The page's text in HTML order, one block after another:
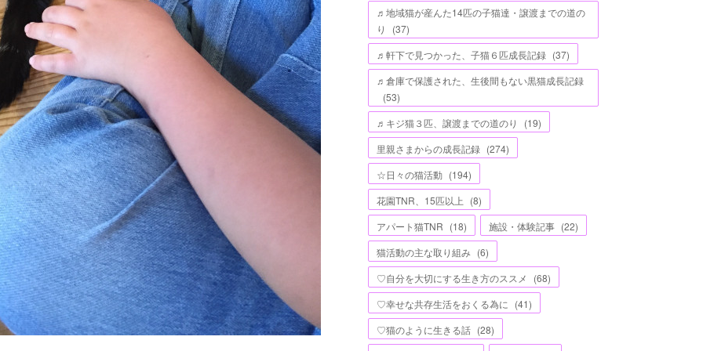
♬地域猫が産んた14匹の子猫達・譲渡までの道の
り
(37)
♬軒下で見つかった、子猫６匹成長記録 (37)
♬倉庫で保護された、生後間もない黒猫成長記録
(53)
♬キジ猫３匹、譲渡までの道のり
(19)
里親さまからの成長記録 (274)
☆日々の猫活動 (194)
花園TNR、15匹以上 (8)
アパート猫TNR (18) 施設・体験記事 (22)
猫活動の主な取り組み (6)
♡自分を大切にする生き方のススメ
(68)
♡幸せな共存生活をおくる為に (41)
♡猫のように生きる話 (28)